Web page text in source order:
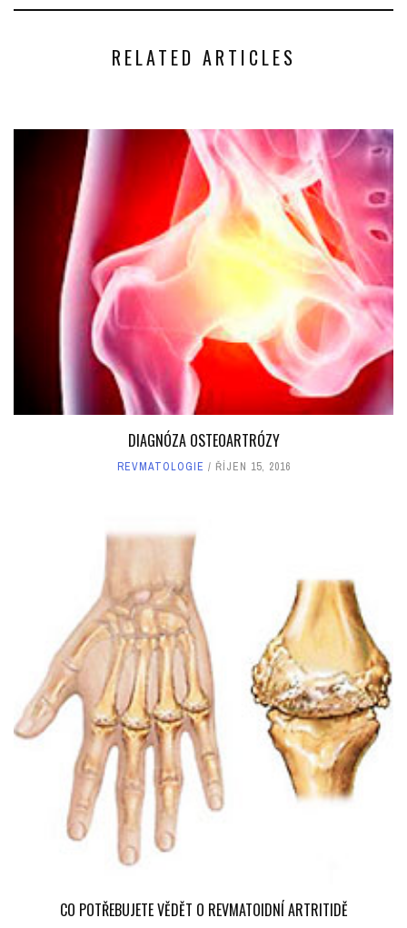
RELATED ARTICLES
DIAGNÓZA OSTEOARTRÓZY
REVMATOLOGIE ŘÍJEN 15, 2016
CO POTŘEBUJETE VĚDĚT O REVMATOIDNÍ ARTRITIDĚ